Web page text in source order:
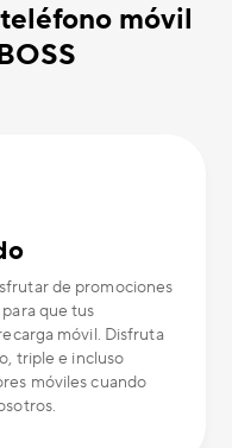
móvil
de promociones
que tus
móvil. Disfruta
triple e incluso
móviles cuando